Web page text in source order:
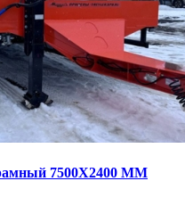
7500Х2400 ММ